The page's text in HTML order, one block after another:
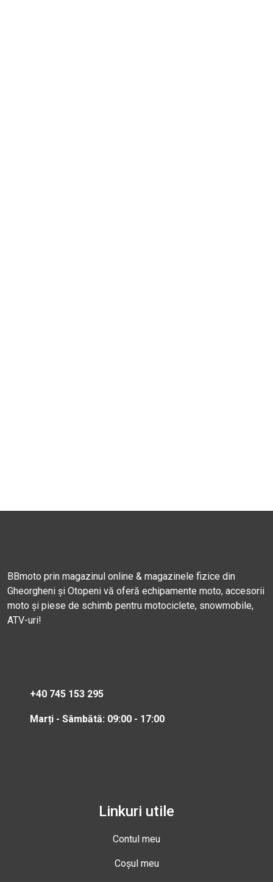
BBmoto prin magazinul online & magazinele fizice din
Gheorgheni și Otopeni vă oferă echipamente moto, accesorii
moto și piese de schimb pentru motociclete, snowmobile,
ATV-uri!
+40 745 153 295
Marți - Sâmbătă: 09:00 - 17:00
Linkuri utile
Contul meu
Coșul meu